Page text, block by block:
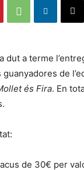
dut a terme
de
és Fira. En
de 30€ per